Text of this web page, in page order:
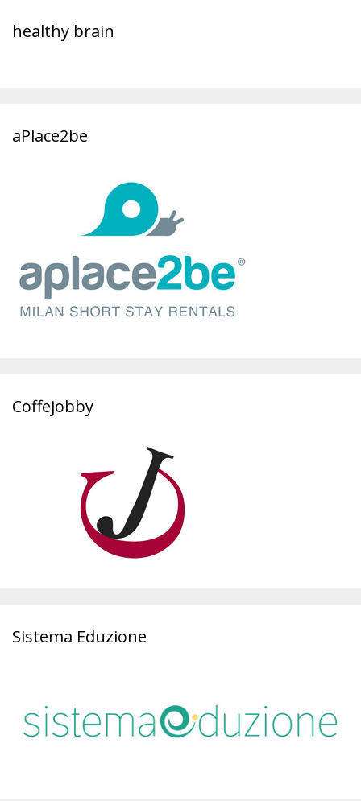
healthy brain
aPlace2be
Coffejobby
Sistema Eduzione